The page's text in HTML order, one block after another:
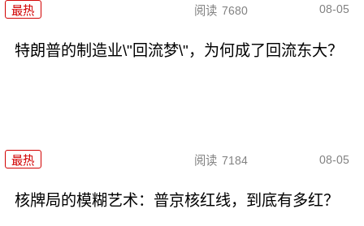
最热 阅读 7680 08-05
特朗普的制造业\"回流梦\"，为何成了回流东大？
最热 阅读 7184 08-05
核牌局的模糊艺术：普京核红线，到底有多红？